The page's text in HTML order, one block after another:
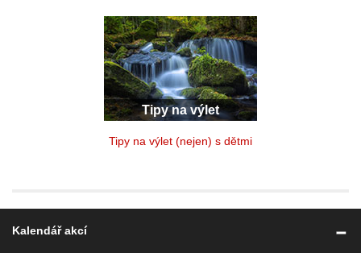
Tipy na výlet
Tipy na výlet (nejen) s dětmi
Kalendář akcí